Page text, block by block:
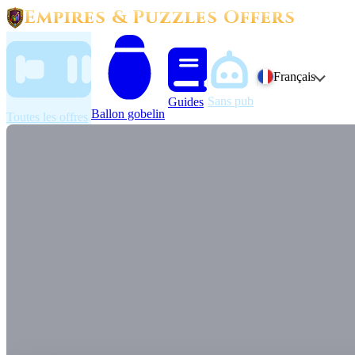
Empires & Puzzles Offers
Toutes les offres Ballon gobelin
Guides Sans pub
Français